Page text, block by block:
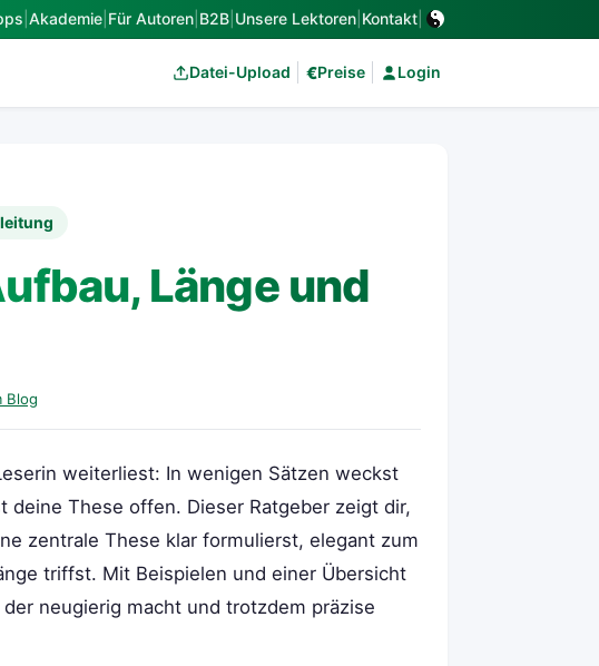
Akademie Für Autoren B2B Unsere Lektoren Kontakt
Datei-Upload €Preise Login
Länge und
Blog
weiterliest: In wenigen Sätzen weckst
These offen. Dieser Ratgeber zeigt dir,
zentrale These klar formulierst, elegant zum
triffst. Mit Beispielen und einer Übersicht
neugierig macht und trotzdem präzise